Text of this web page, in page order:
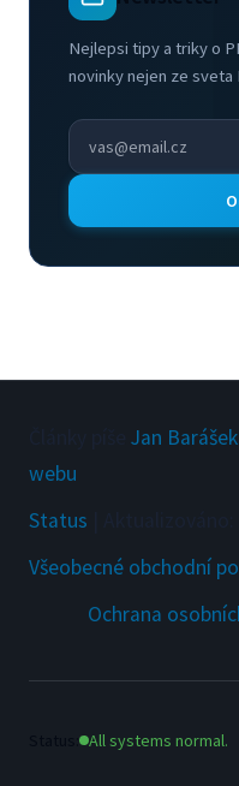
Nejlepsi tipy a triky o
novinky nejen ze sveta
Jan Barášek
webu
Status
Všeobecné obchodní
Ochrana
All systems normal.